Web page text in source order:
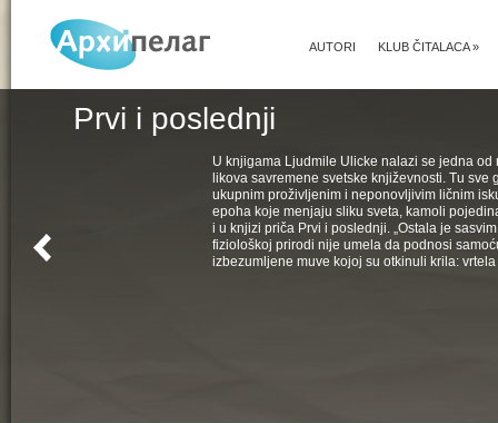
KLUB ČITALACA»
AUTORI
Prvi i poslednji
U knjigama Ljudmile Ulicke nalazi se jedna
likova savremene svetske književnosti. Tu sve
ukupnim proživljenim i neponovljivim ličnim
epoha koje menjaju sliku sveta, kamoli
i u knjizi priča Prvi i poslednji. „Ostala je
fiziološkoj prirodi nije umela da podnosi
izbezumljene muve kojoj su otkinuli krila: